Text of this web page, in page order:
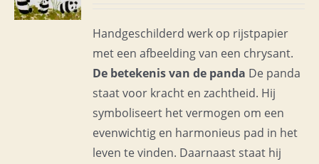
Handgeschilderd werk op rijstpapier
met een afbeelding van een chrysant.
De betekenis van de panda De panda
staat voor kracht en zachtheid. Hij
symboliseert het vermogen om een
evenwichtig en harmonieus pad in het
leven te vinden. Daarnaast staat hij